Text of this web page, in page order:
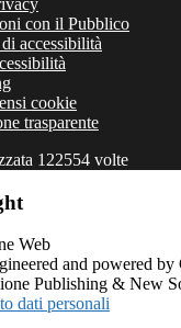
con il Pubblico
accessibilità
cookie
trasparente
122554 volte
and powered by
Publishing & New
dati personali